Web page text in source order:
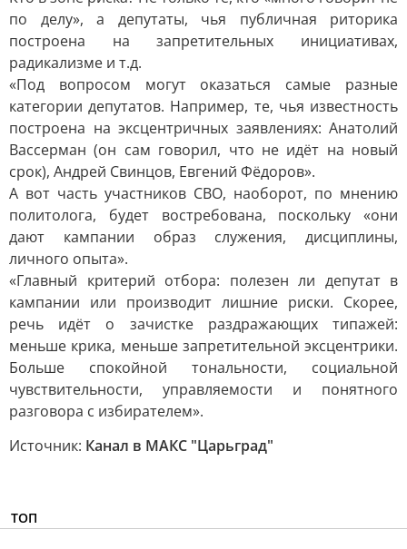
по делу», а депутаты, чья публичная риторика
построена на запретительных инициативах,
радикализме и т.д.
«Под вопросом могут оказаться самые разные
категории депутатов. Например, те, чья известность
построена на эксцентричных заявлениях: Анатолий
Вассерман (он сам говорил, что не идёт на новый
срок), Андрей Свинцов, Евгений Фёдоров».
А вот часть участников СВО, наоборот, по мнению
политолога, будет востребована, поскольку «они
дают кампании образ служения, дисциплины,
личного опыта».
«Главный критерий отбора: полезен ли депутат в
кампании или производит лишние риски. Скорее,
речь идёт о зачистке раздражающих типажей:
меньше крика, меньше запретительной эксцентрики.
Больше спокойной тональности, социальной
чувствительности, управляемости и понятного
разговора с избирателем».
Источник: Канал в МАКС "Царьград"
ТОП